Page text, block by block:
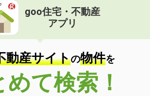
goo住宅・不動産
アプリ
動産サイトの物件を
めて検索！